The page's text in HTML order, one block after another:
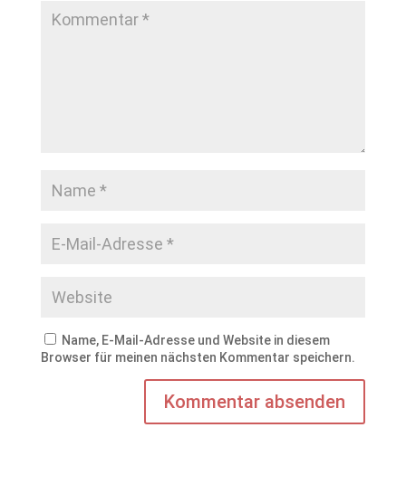
Name, E-Mail-Adresse und Website in diesem
Browser für meinen nächsten Kommentar speichern.